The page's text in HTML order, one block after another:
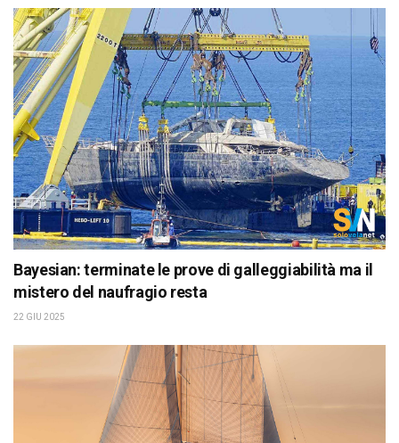
Bayesian: terminate le prove di galleggiabilità ma il
mistero del naufragio resta
22 GIU 2025